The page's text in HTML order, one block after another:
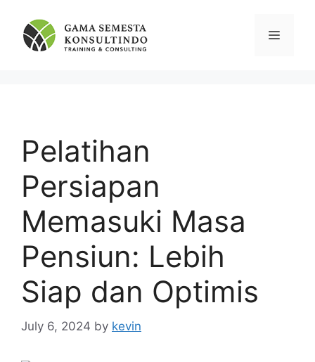
content
Menu
Pelatihan
Persiapan
Memasuki Masa
Pensiun: Lebih
Siap dan Optimis
July 6, 2024 by kevin